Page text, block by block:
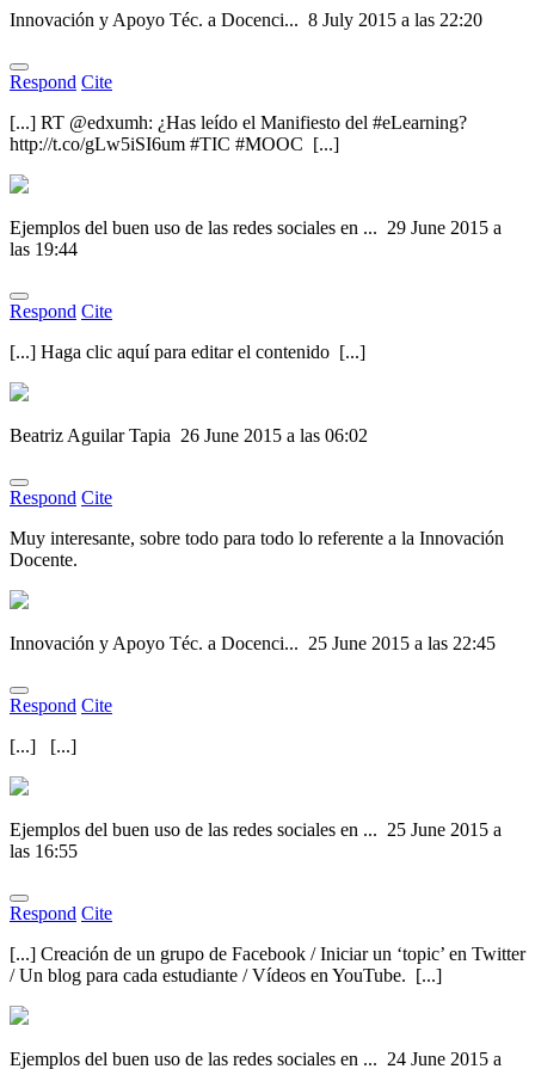
Innovación y Apoyo Téc. a Docenci... 8 July 2015 a las 22:20
Respond Cite
[...] RT @edxumh: ¿Has leído el Manifiesto del #eLearning?
http://t.co/gLw5iSI6um #TIC #MOOC [...]
Ejemplos del buen uso de las redes sociales en ... 29 June 2015 a
las 19:44
Respond Cite
[...] Haga clic aquí para editar el contenido [...]
Beatriz Aguilar Tapia 26 June 2015 a las 06:02
Respond Cite
Muy interesante, sobre todo para todo lo referente a la Innovación
Docente.
Innovación y Apoyo Téc. a Docenci... 25 June 2015 a las 22:45
Respond Cite
[...] [...]
Ejemplos del buen uso de las redes sociales en ... 25 June 2015 a
las 16:55
Respond Cite
[...] Creación de un grupo de Facebook / Iniciar un ‘topic’ en Twitter
/ Un blog para cada estudiante / Vídeos en YouTube. [...]
Ejemplos del buen uso de las redes sociales en ... 24 June 2015 a